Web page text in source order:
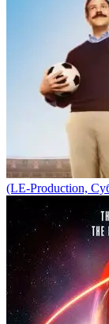
(LE-Production,